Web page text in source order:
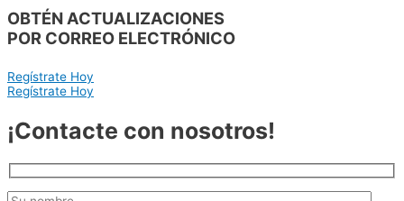
OBTÉN ACTUALIZACIONES
POR CORREO ELECTRÓNICO
Regístrate Hoy
Regístrate Hoy
¡Contacte con nosotros!